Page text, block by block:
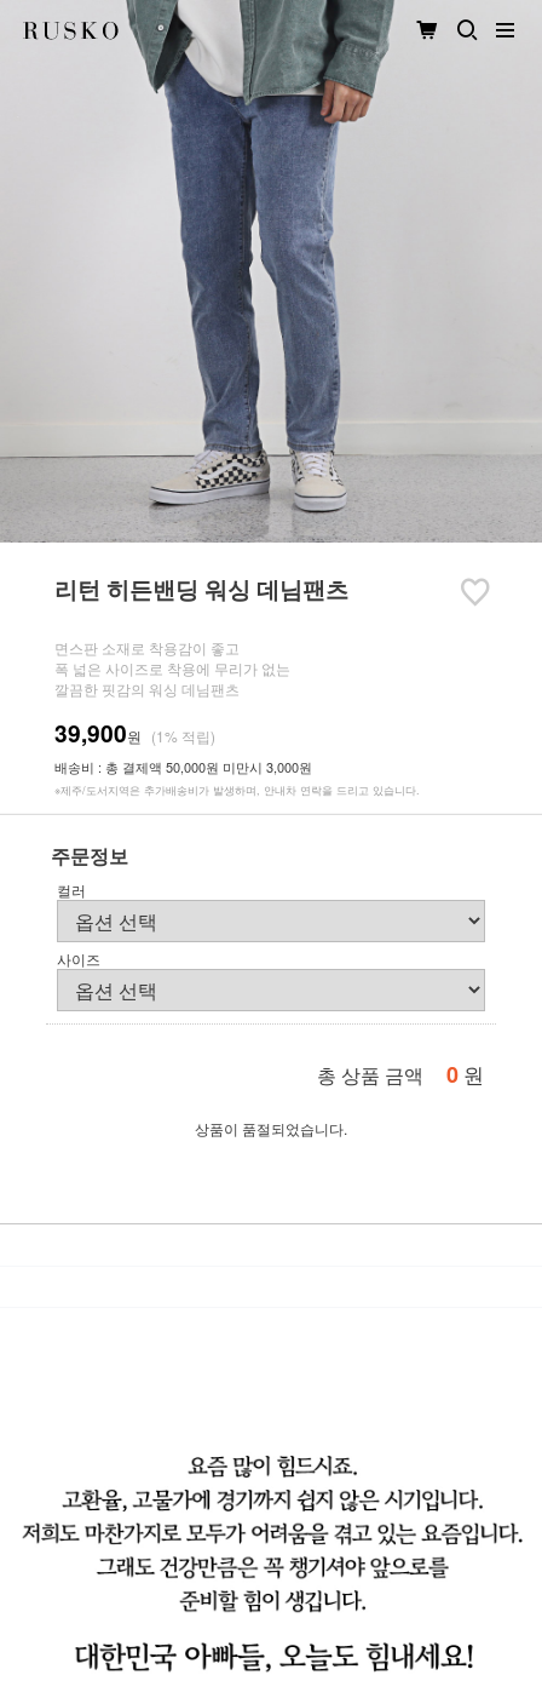
리턴 히든밴딩 워싱 데님팬츠
면스판 소재로 착용감이 좋고
폭 넓은 사이즈로 착용에 무리가 없는
깔끔한 핏감의 워싱 데님팬츠
39,900원 (1% 적립)
배송비 : 총 결제액 50,000원 미만시 3,000원
※제주/도서지역은 추가배송비가 발생하며, 안내차 연락을 드리고 있습니다.
주문정보
컬러
사이즈
총 상품 금액 0 원
상품이 품절되었습니다.